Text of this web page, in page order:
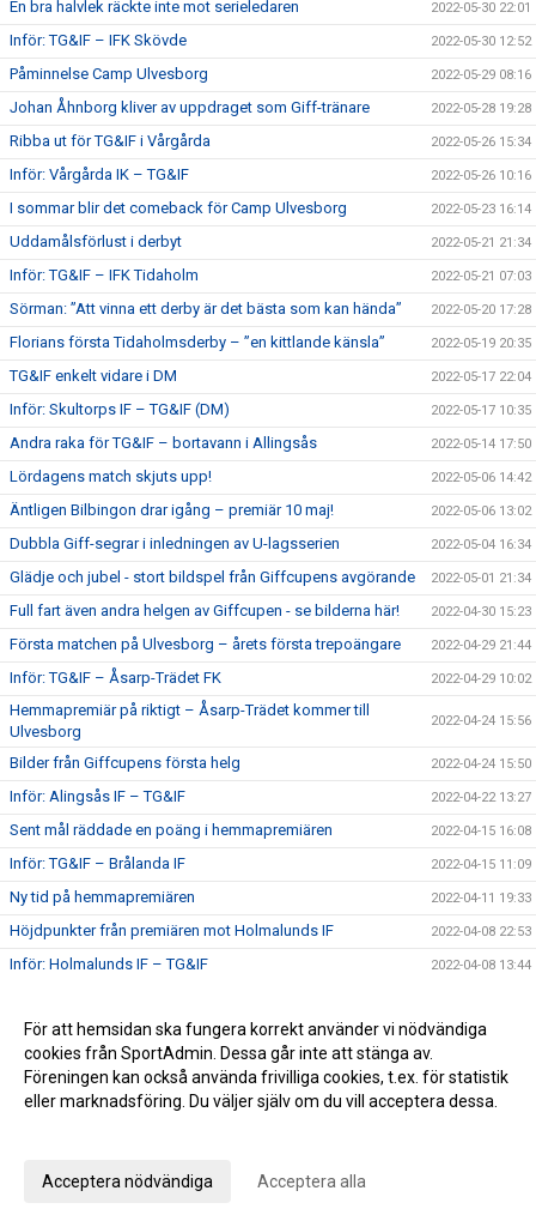
En bra halvlek räckte inte mot serieledaren 2022-05-30 22:01
Inför: TG&IF – IFK Skövde 2022-05-30 12:52
Påminnelse Camp Ulvesborg 2022-05-29 08:16
Johan Åhnborg kliver av uppdraget som Giff-tränare 2022-05-28 19:28
Ribba ut för TG&IF i Vårgårda 2022-05-26 15:34
Inför: Vårgårda IK – TG&IF 2022-05-26 10:16
I sommar blir det comeback för Camp Ulvesborg 2022-05-23 16:14
Uddamålsförlust i derbyt 2022-05-21 21:34
Inför: TG&IF – IFK Tidaholm 2022-05-21 07:03
Sörman: ”Att vinna ett derby är det bästa som kan hända” 2022-05-20 17:28
Florians första Tidaholmsderby – ”en kittlande känsla” 2022-05-19 20:35
TG&IF enkelt vidare i DM 2022-05-17 22:04
Inför: Skultorps IF – TG&IF (DM) 2022-05-17 10:35
Andra raka för TG&IF – bortavann i Allingsås 2022-05-14 17:50
Lördagens match skjuts upp! 2022-05-06 14:42
Äntligen Bilbingon drar igång – premiär 10 maj! 2022-05-06 13:02
Dubbla Giff-segrar i inledningen av U-lagsserien 2022-05-04 16:34
Glädje och jubel - stort bildspel från Giffcupens avgörande 2022-05-01 21:34
Full fart även andra helgen av Giffcupen - se bilderna här! 2022-04-30 15:23
Första matchen på Ulvesborg – årets första trepoängare 2022-04-29 21:44
Inför: TG&IF – Åsarp-Trädet FK 2022-04-29 10:02
Hemmapremiär på riktigt – Åsarp-Trädet kommer till
Ulvesborg
2022-04-24 15:56
Bilder från Giffcupens första helg 2022-04-24 15:50
Inför: Alingsås IF – TG&IF 2022-04-22 13:27
Sent mål räddade en poäng i hemmapremiären 2022-04-15 16:08
Inför: TG&IF – Brålanda IF 2022-04-15 11:09
Ny tid på hemmapremiären 2022-04-11 19:33
Höjdpunkter från premiären mot Holmalunds IF 2022-04-08 22:53
Inför: Holmalunds IF – TG&IF 2022-04-08 13:44
Än finns chans att köpa Vårtips 2022-04-04 19:08
Välkommen till vår nya hemsida
Inför: TG&IF – Götene IF (träningsmatch) 2022-04-01 17:10
För att hemsidan ska fungera korrekt använder vi nödvändiga
cookies från SportAdmin. Dessa går inte att stänga av.
Föreningen kan också använda frivilliga cookies, t.ex. för statistik
eller marknadsföring. Du väljer själv om du vill acceptera dessa.
Acceptera nödvändiga Acceptera alla